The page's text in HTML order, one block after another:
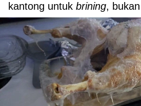
kantong untuk brining, bukan